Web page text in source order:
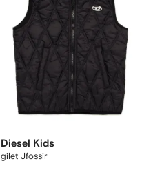
Diesel Kids
gilet Jfossir